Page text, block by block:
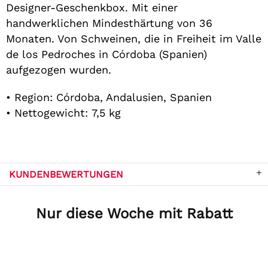
Designer-Geschenkbox. Mit einer
handwerklichen Mindesthärtung von 36
Monaten. Von Schweinen, die in Freiheit im Valle
de los Pedroches in Córdoba (Spanien)
aufgezogen wurden.
• Region: Córdoba, Andalusien, Spanien
• Nettogewicht: 7,5 kg
KUNDENBEWERTUNGEN
Nur diese Woche mit Rabatt